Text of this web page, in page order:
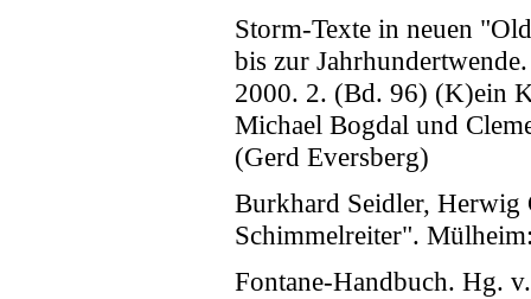
Storm-Texte in neuen
bis zur
2000. 2. (Bd. 96) (K)ein
Michael Bogdal und
(Gerd Eversberg)
Burkhard Seidler, Herwig
Schimmelreiter".
Fontane-Handbuch. Hg.